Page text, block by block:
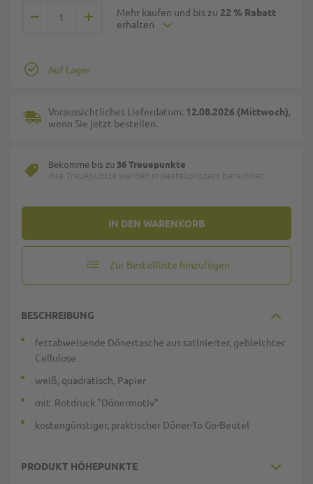
Mehr kaufen und bis zu 22 % Rabatt
erhalten
IN DEN WARENKORB
Auf Lager
Voraussichtliches Lieferdatum: 12.08.2026 (Mittwoch),
wenn Sie jetzt bestellen.
Bekomme bis zu 36 Treuepunkte
Ihre Treuepunkte werden in Bestellprozess berechnet.
Zur Bestellliste hinzufügen
BESCHREIBUNG
fettabweisende Dönertasche aus satinierter, gebleichter
Cellulose
weiß, quadratisch, Papier
mit Rotdruck "Dönermotiv"
kostengünstiger, praktischer Döner-To Go-Beutel
PRODUKT HÖHEPUNKTE